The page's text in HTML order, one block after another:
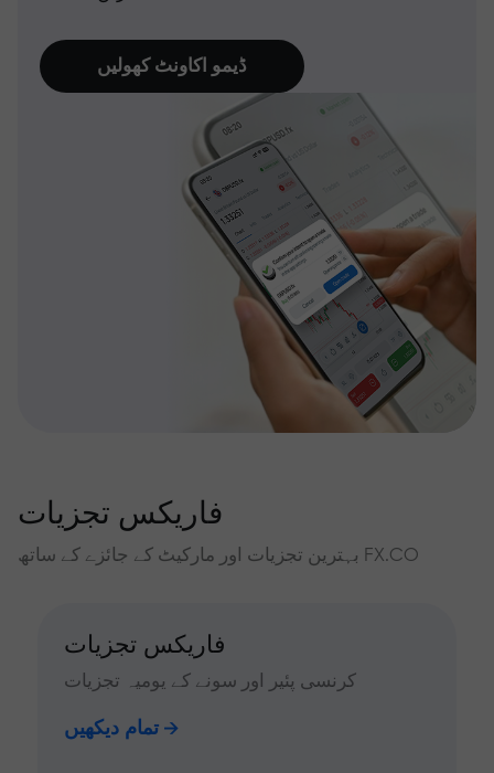
ڈیمو اکاونٹ کھولیں
فاریکس تجزیات
بہترین تجزیات اور مارکیٹ کے جائزے کے ساتھ FX.CO
فاریکس تجزیات
کرنسی پئیر اور سونے کے یومیہ تجزیات
تمام دیکھیں